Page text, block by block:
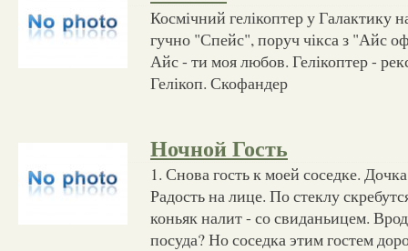
Космічний гелікоптер у Галактику
гучно "Спейс", поруч чікса з "Айс
Айс - ти моя любов. Гелікоптер -
Гелікоп. Скофандер
Ночной Гость
1. Снова гость к моей соседке.
Радость на лице. По стеклу
коньяк налит - со свиданьицем.
посуда? Но соседка этим гостем